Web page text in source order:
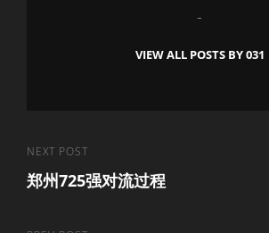
-
VIEW ALL POSTS BY 031
文
章
Next
Post
NEXT POST
郑州725强对流过程